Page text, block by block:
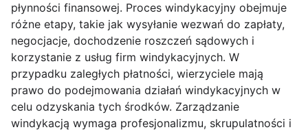
płynności finansowej. Proces windykacyjny obejmuje
różne etapy, takie jak wysyłanie wezwań do zapłaty,
negocjacje, dochodzenie roszczeń sądowych i
korzystanie z usług firm windykacyjnych. W
przypadku zaległych płatności, wierzyciele mają
prawo do podejmowania działań windykacyjnych w
celu odzyskania tych środków. Zarządzanie
windykacją wymaga profesjonalizmu, skrupulatności i